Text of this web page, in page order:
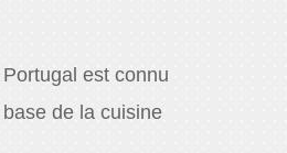
est connu
de la cuisine